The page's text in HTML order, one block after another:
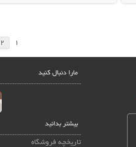
1
2
مارا دنبال کنید
بیشتر بدانید
تاریخچه فروشگاه